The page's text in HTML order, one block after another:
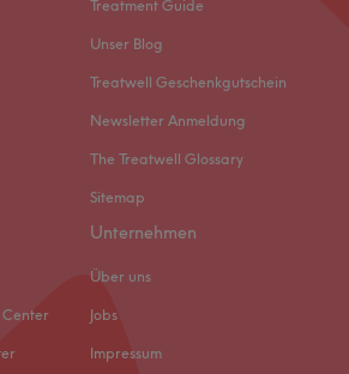
13 Professionell
Treatment Guide
Unser Blog
Treatwell Geschenkgutschein
Newsletter Anmeldung
The Treatwell Glossary
Sitemap
Unternehmen
Über uns
Jobs
Impressum